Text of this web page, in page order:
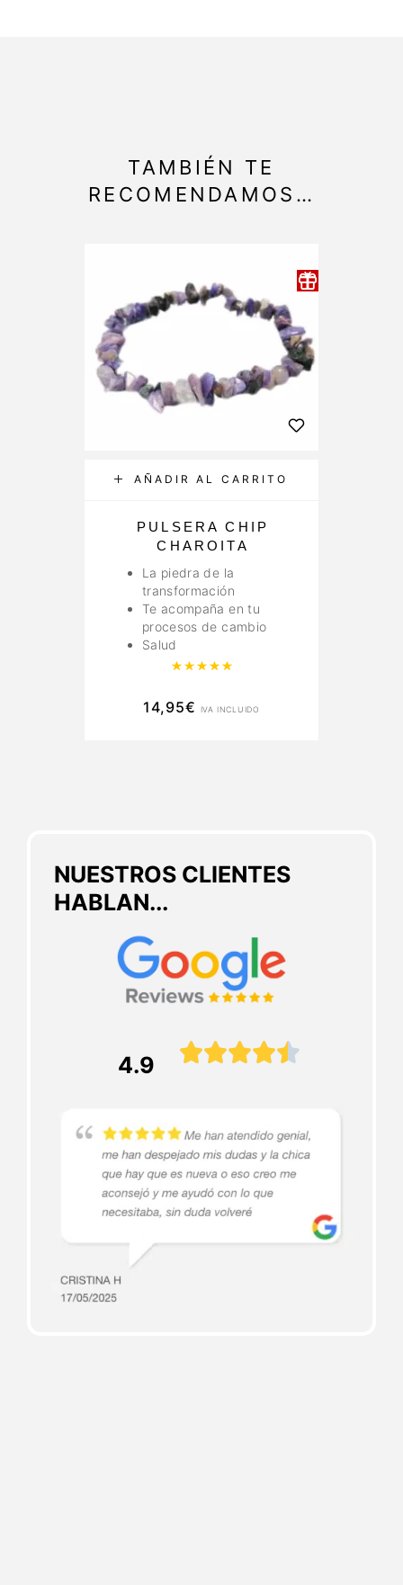
NUESTROS CLIENTES
HABLAN...
4.9 
TAMBIÉN TE
RECOMENDAMOS…
AÑADIR AL CARRITO
PULSERA CHIP
CHAROITA
La piedra de la
transformación
Te acompaña en tu
procesos de cambio
Salud
Valorado con
14,95€ IVA INCLUIDO